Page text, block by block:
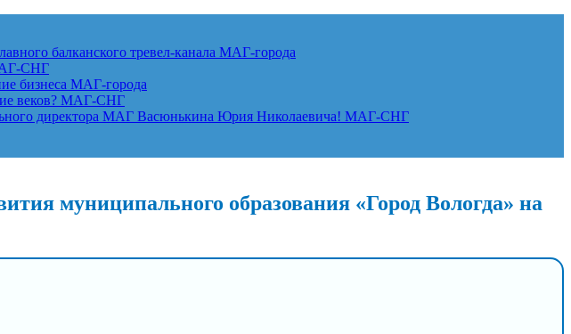
балканского тревел-канала МАГ-города
СНГ
бизнеса МАГ-города
веков? МАГ-СНГ
директора МАГ Васюнькина Юрия Николаевича! МАГ-СНГ
муниципального образования «Город Вологда» на